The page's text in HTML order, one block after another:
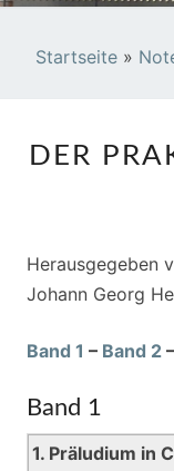
Startseite »
DER
Herausgegeben
Johann Georg
Band 1 – Band 2 –
Band 1
1. Präludium in